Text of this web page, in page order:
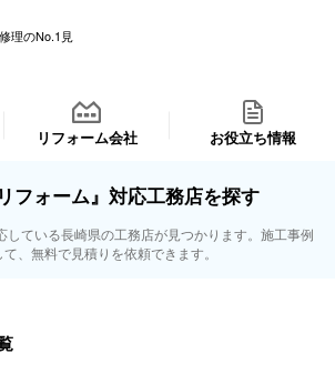
理のNo.1見
リフォーム会社 お役立ち情報
フォーム』対応工務店を探す
している長崎県の工務店が見つかります。施工事例
、無料で見積りを依頼できます。